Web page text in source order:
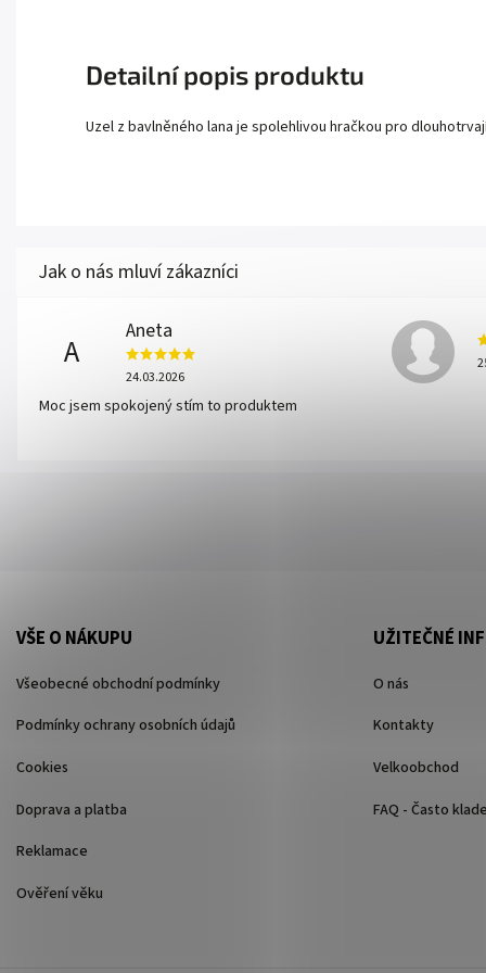
Detailní popis produktu
Uzel z bavlněného lana je spolehlivou hračkou pro
A
Aneta
24.03.2026
Moc jsem spokojený stím to produktem
VŠE O NÁKUPU
Všeobecné obchodní podmínky
Podmínky ochrany osobních údajů
Cookies
Doprava a platba
Reklamace
Ověření věku
UŽITEČNÉ
O nás
Kontakty
Velkoobchod
FAQ - Často